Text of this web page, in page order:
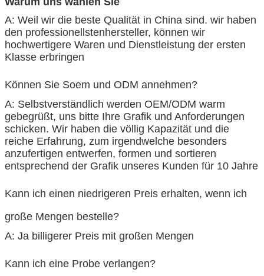
A: Weil wir die beste Qualität in China sind. wir haben
den professionellstenhersteller, können wir
hochwertigere Waren und Dienstleistung der ersten
Klasse erbringen
Können Sie Soem und ODM annehmen?
A: Selbstverständlich werden OEM/ODM warm
gebegrüßt, uns bitte Ihre Grafik und Anforderungen
schicken. Wir haben die völlig Kapazität und die
reiche Erfahrung, zum irgendwelche besonders
anzufertigen entwerfen, formen und sortieren
entsprechend der Grafik unseres Kunden für 10 Jahre
Kann ich einen niedrigeren Preis erhalten, wenn ich
große Mengen bestelle?
A: Ja billigerer Preis mit großen Mengen
Kann ich eine Probe verlangen?